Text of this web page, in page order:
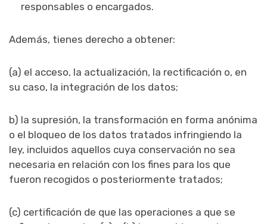
responsables o encargados.
Además, tienes derecho a obtener:
(a) el acceso, la actualización, la rectificación o, en
su caso, la integración de los datos;
b) la supresión, la transformación en forma anónima
o el bloqueo de los datos tratados infringiendo la
ley, incluidos aquellos cuya conservación no sea
necesaria en relación con los fines para los que
fueron recogidos o posteriormente tratados;
(c) certificación de que las operaciones a que se